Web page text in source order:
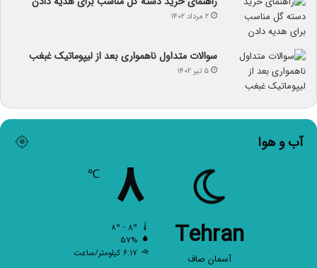
۲ مرداد ۱۴۰۲
سوالات متداول ناهمواری بعد از لیپوماتیک غبغب
۵ تیر ۱۴۰۲
آب و هوا
Tehran
آسمان صاف
۸ ℃
۵۷%
۶.۱۷ کیلومتر/ساعت